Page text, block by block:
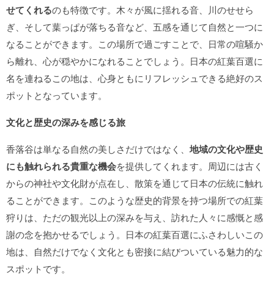
せてくれるのも特徴です。木々が風に揺れる音、川のせせら
ぎ、そして葉っぱが落ちる音など、五感を通じて自然と一つに
なることができます。この場所で過ごすことで、日常の喧騒か
ら離れ、心が穏やかになれることでしょう。日本の紅葉百選に
名を連ねるこの地は、心身ともにリフレッシュできる絶好のス
ポットとなっています。
文化と歴史の深みを感じる旅
香落谷は単なる自然の美しさだけではなく、 地域の文化や歴史
にも触れられる貴重な機会を提供してくれます。周辺には古く
からの神社や文化財が点在し、散策を通じて日本の伝統に触れ
ることができます。このような歴史的背景を持つ場所での紅葉
狩りは、ただの観光以上の深みを与え、訪れた人々に感慨と感
謝の念を抱かせるでしょう。日本の紅葉百選にふさわしいこの
地は、自然だけでなく文化とも密接に結びついている魅力的な
スポットです。